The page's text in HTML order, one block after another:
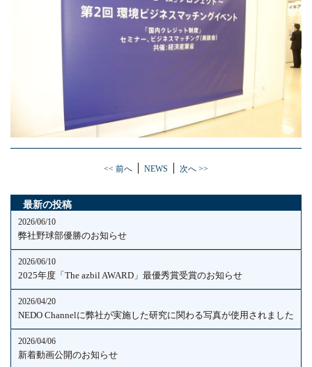
<< 前へ NEWS 次へ >>
最新の投稿
2026/06/10
弊社野球部優勝のお知らせ
2026/06/10
2025年度「The azbil AWARD」最優秀賞受賞のお知らせ
2026/04/20
NEDO Channelに弊社が実施した研究に関わる写真が使用されました
2026/04/06
新着動画公開のお知らせ